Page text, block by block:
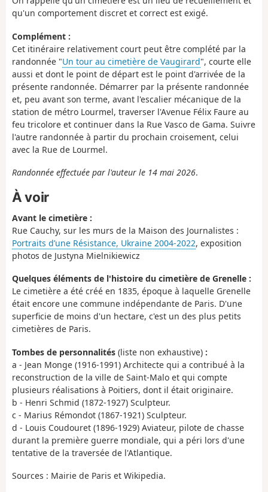
qu'un comportement discret et correct est exigé.
Complément :
Cet itinéraire relativement court peut être complété par la
randonnée "Un tour au cimetière de Vaugirard", courte elle
aussi et dont le point de départ est le point d'arrivée de la
présente randonnée. Démarrer par la présente randonnée
et, peu avant son terme, avant l'escalier mécanique de la
station de métro Lourmel, traverser l'Avenue Félix Faure au
feu tricolore et continuer dans la Rue Vasco de Gama. Suivre
l'autre randonnée à partir du prochain croisement, celui
avec la Rue de Lourmel.
Randonnée effectuée par l'auteur le 14 mai 2026.
À voir
Avant le cimetière :
Rue Cauchy, sur les murs de la Maison des Journalistes :
Portraits d’une Résistance, Ukraine 2004-2022, exposition
photos de Justyna Mielnikiewicz
Quelques éléments de l'histoire du cimetière de Grenelle :
Le cimetière a été créé en 1835, époque à laquelle Grenelle
était encore une commune indépendante de Paris. D'une
superficie de moins d'un hectare, c'est un des plus petits
cimetières de Paris.
Tombes de personnalités (liste non exhaustive) :
a - Jean Monge (1916-1991) Architecte qui a contribué à la
reconstruction de la ville de Saint-Malo et qui compte
plusieurs réalisations à Poitiers, dont il était originaire.
b - Henri Schmid (1872-1927) Sculpteur.
c - Marius Rémondot (1867-1921) Sculpteur.
d - Louis Coudouret (1896-1929) Aviateur, pilote de chasse
durant la première guerre mondiale, qui a péri lors d'une
tentative de la traversée de l'Atlantique.
Sources : Mairie de Paris et Wikipedia.